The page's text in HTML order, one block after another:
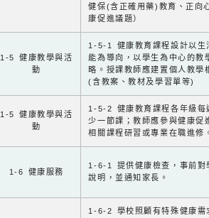
健保(含正確用藥)教育、正向
康促進議題）
1-5 健康教學與活
動
1-5-1 健康教育課程設計以生
能為導向，以學生為中心的教
略。授課教師應建置個人教學
(含教案、教材及學習單等)
1-5 健康教學與活
動
1-5-2 健康教育課程各年級每
少一節課；教師應參與健康促
相關課程研習或專業在職進修
1-6 健康服務
1-6-1 提供健康檢查，事前對
說明，並通知家長。
1-6-2 學校照顧有特殊健康需